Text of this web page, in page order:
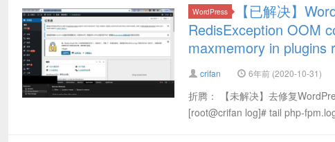
WordPress
【已解决】
RedisException OOM
maxmemory in plugins
crifan 6年前 (2020-10-31)
折腾： 【未解决】去修复
[root@crifan log]# tail php-